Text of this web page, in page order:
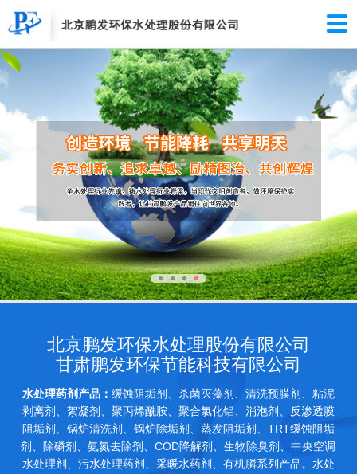
北京鹏发环保水处理股份有限公司
甘肃鹏发环保节能科技有限公司
水处理药剂产品： 缓蚀阻垢剂、杀菌灭藻剂、清洗预膜剂、粘泥
剥离剂、絮凝剂、聚丙烯酰胺、聚合氯化铝、消泡剂、反渗透膜
阻垢剂、锅炉清洗剂、锅炉除垢剂、蒸发阻垢剂、TRT缓蚀阻垢
剂、除磷剂、氨氮去除剂、COD降解剂、生物除臭剂、中央空调
水处理剂、污水处理药剂、采暖水药剂、有机膦系列产品。水处